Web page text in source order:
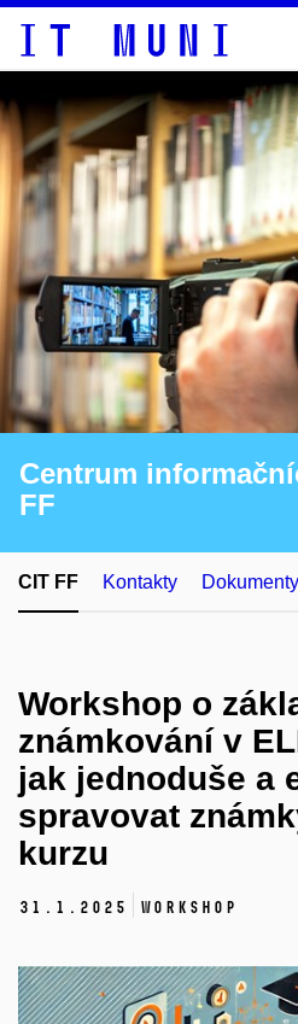
Centrum
FF
CIT FF Kontakty Dokumenty
Workshop o
známkování v
jak jednoduše a
spravovat
kurzu
31. 1. 2025 Workshop